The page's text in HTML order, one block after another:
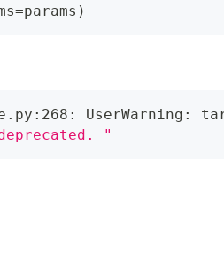
=params )
UserWarning:
"